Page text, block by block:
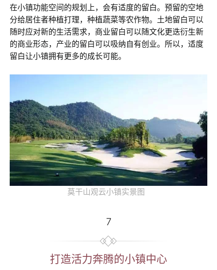
在小镇功能空间的规划上，会有适度的留白。预留的空地
分给居住者种植打理，种植蔬菜等农作物。土地留白可以
随时应对新的生活需求，商业留白可以随文化更迭衍生新
的商业形态，产业的留白可以吸纳自有创业。所以，适度
留白让小镇拥有更多的成长可能。
莫干山观云小镇实景图
7
打造活力奔腾的小镇中心